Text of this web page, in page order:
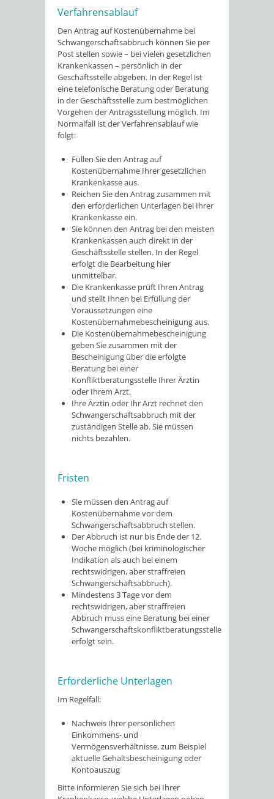
Verfahrensablauf
Den Antrag auf Kostenübernahme bei
Schwangerschaftsabbruch können Sie per
Post stellen sowie – bei vielen gesetzlichen
Krankenkassen – persönlich in der
Geschäftsstelle abgeben. In der Regel ist
eine telefonische Beratung oder Beratung
in der Geschäftsstelle zum bestmöglichen
Vorgehen der Antragsstellung möglich. Im
Normalfall ist der Verfahrensablauf wie
folgt:
Füllen Sie den Antrag auf
Kostenübernahme Ihrer gesetzlichen
Krankenkasse aus.
Reichen Sie den Antrag zusammen mit
den erforderlichen Unterlagen bei Ihrer
Krankenkasse ein.
Sie können den Antrag bei den meisten
Krankenkassen auch direkt in der
Geschäftsstelle stellen. In der Regel
erfolgt die Bearbeitung hier
unmittelbar.
Die Krankenkasse prüft Ihren Antrag
und stellt Ihnen bei Erfüllung der
Voraussetzungen eine
Kostenübernahmebescheinigung aus.
Die Kostenübernahmebescheinigung
geben Sie zusammen mit der
Bescheinigung über die erfolgte
Beratung bei einer
Konfliktberatungsstelle Ihrer Ärztin
oder Ihrem Arzt.
Ihre Ärztin oder Ihr Arzt rechnet den
Schwangerschaftsabbruch mit der
zuständigen Stelle ab. Sie müssen
nichts bezahlen.
Fristen
Sie müssen den Antrag auf
Kostenübernahme vor dem
Schwangerschaftsabbruch stellen.
Der Abbruch ist nur bis Ende der 12.
Woche möglich (bei kriminologischer
Indikation als auch bei einem
rechtswidrigen, aber straffreien
Schwangerschaftsabbruch).
Mindestens 3 Tage vor dem
rechtswidrigen, aber straffreien
Abbruch muss eine Beratung bei einer
Schwangerschaftskonfliktberatungsstelle
erfolgt sein.
Erforderliche Unterlagen
Im Regelfall:
Nachweis Ihrer persönlichen
Einkommens- und
Vermögensverhältnisse, zum Beispiel
aktuelle Gehaltsbescheinigung oder
Kontoauszug
Bitte informieren Sie sich bei Ihrer